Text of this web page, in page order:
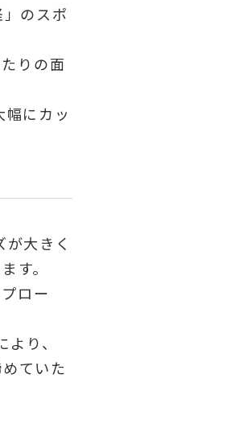
のスポ
りの面
にカッ
大きく
す。
ロー
り、
ていた